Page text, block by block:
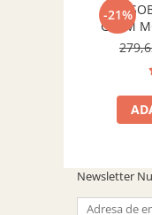
-21%
UȘĂ
GEAM
Newsletter